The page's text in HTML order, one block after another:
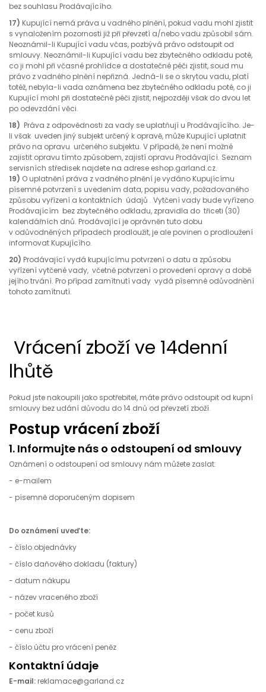
bez souhlasu Prodávajícího.
17) Kupující nemá práva u vadného plnění, pokud vadu mohl zjistit
s vynaložením pozornosti již při převzetí a/nebo vadu způsobil sám.
Neoznámil-li Kupující vadu včas, pozbývá právo odstoupit od
smlouvy. Neoznámil-li Kupující vadu bez zbytečného odkladu poté,
co ji mohl při včasné prohlídce a dostatečné péči zjistit, soud mu
právo z vadného plnění nepřizná. Jedná-li se o skrytou vadu, platí
totéž, nebyla-li vada oznámena bez zbytečného odkladu poté, co ji
Kupující mohl při dostatečné péči zjistit, nejpozději však do dvou let
po odevzdání věci.
18) Práva z odpovědnosti za vady se uplatňují u Prodávajícího. Je-
li však uveden jiný subjekt určený k opravě, může Kupující uplatnit
právo na opravu určeného subjektu. V případě, že není možné
zajistit opravu tímto způsobem, zajistí opravu Prodávající. Seznam
servisních středisek najdete na adrese eshop.garland.cz.
19) O uplatnění práva z vadného plnění je vydáno Kupujícímu
písemné potvrzení s uvedením data, popisu vady, požadovaného
způsobu vyřízení a kontaktních údajů . Vytčení vady bude vyřízeno
Prodávajícím bez zbytečného odkladu, zpravidla do třiceti (30)
kalendářních dnů. Prodávající je oprávněn tuto dobu
v odůvodněných případech prodloužit, je ale povinen o prodloužení
informovat Kupujícího.
20) Prodávající vydá kupujícímu potvrzení o datu a způsobu
vyřízení vytčené vady, včetně potvrzení o provedení opravy a době
jejího trvání. Pro případ zamítnutí vady vydá písemné odůvodnění
tohoto zamítnutí.
Vrácení zboží ve 14denní
lhůtě
Pokud jste nakoupili jako spotřebitel, máte právo odstoupit od kupní
smlouvy bez udání důvodu do 14 dnů od převzetí zboží.
Postup vrácení zboží
1. Informujte nás o odstoupení od smlouvy
Oznámení o odstoupení od smlouvy nám můžete zaslat:
- e-mailem
- písemně doporučeným dopisem
Do oznámení uveďte:
- číslo objednávky
- číslo daňového dokladu (faktury)
- datum nákupu
- název vraceného zboží
- počet kusů
- cenu zboží
- číslo účtu pro vrácení peněz
Kontaktní údaje
E-mail: reklamace@garland.cz